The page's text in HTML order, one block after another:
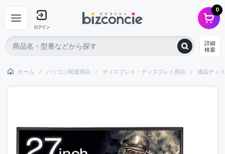
ログイン
0
詳細
検索
ホーム パソコン関連用品 ディスプレイ・ディスプレイ用品 液晶ディ